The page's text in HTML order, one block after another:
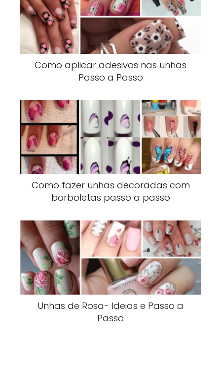
Como aplicar adesivos nas unhas
Passo a Passo
Como fazer unhas decoradas com
borboletas passo a passo
Unhas de Rosa- Ideias e Passo a
Passo